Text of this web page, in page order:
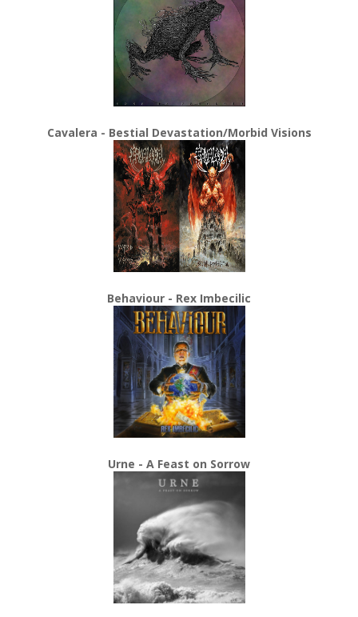
Cavalera - Bestial Devastation/Morbid Visions
Behaviour - Rex Imbecilic
Urne - A Feast on Sorrow